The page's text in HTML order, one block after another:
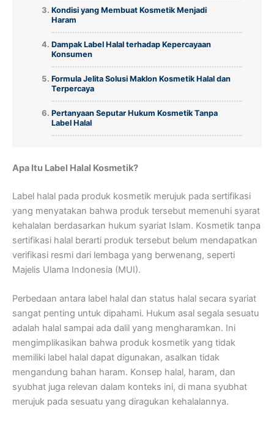
Kondisi yang Membuat Kosmetik Menjadi
Haram
Dampak Label Halal terhadap Kepercayaan
Konsumen
Formula Jelita Solusi Maklon Kosmetik Halal dan
Terpercaya
Pertanyaan Seputar Hukum Kosmetik Tanpa
Label Halal
Apa Itu Label Halal Kosmetik?
Label halal pada produk kosmetik merujuk pada sertifikasi
yang menyatakan bahwa produk tersebut memenuhi syarat
kehalalan berdasarkan hukum syariat Islam. Kosmetik tanpa
sertifikasi halal berarti produk tersebut belum mendapatkan
verifikasi resmi dari lembaga yang berwenang, seperti
Majelis Ulama Indonesia (MUI).
Perbedaan antara label halal dan status halal secara syariat
sangat penting untuk dipahami. Hukum asal segala sesuatu
adalah halal sampai ada dalil yang mengharamkan. Ini
mengimplikasikan bahwa produk kosmetik yang tidak
memiliki label halal dapat digunakan, asalkan tidak
mengandung bahan haram. Konsep halal, haram, dan
syubhat juga relevan dalam konteks ini, di mana syubhat
merujuk pada sesuatu yang diragukan kehalalannya.